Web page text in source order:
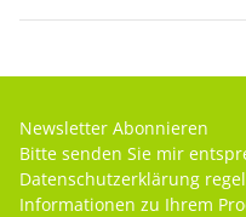
Newsletter Abonnieren
Bitte senden Sie mir
Datenschutzerklärung
Informationen zu Ihrem